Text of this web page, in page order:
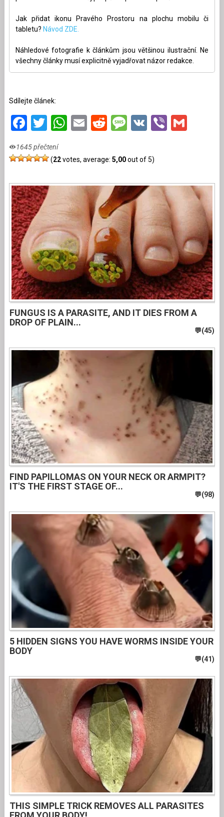
Jak přidat ikonu Pravého Prostoru na plochu mobilu či
tabletu? Návod ZDE.
Náhledové fotografie k článkům jsou většinou ilustrační. Ne
všechny články musí explicitně vyjadřovat názor redakce.
Sdílejte článek:
Facebook
Twitter
WhatsApp
EmailRedditMessage
VKViber
1645 přečtení
(22votes, average: 5,00out of 5)
FUNGUS IS A PARASITE, AND IT DIES FROM A
DROP OF PLAIN...
FIND PAPILLOMAS ON YOUR NECK OR ARMPIT?
IT'S THE FIRST STAGE OF...
5 HIDDEN SIGNS YOU HAVE WORMS INSIDE YOUR
BODY
THIS SIMPLE TRICK REMOVES ALL PARASITES